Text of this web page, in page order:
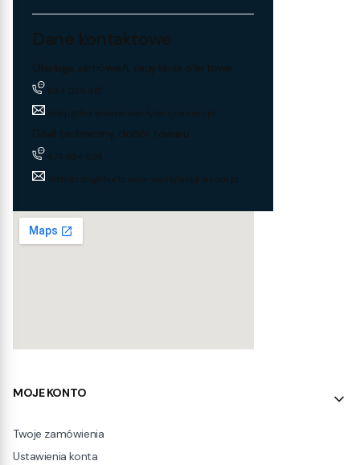
Dane kontaktowe
Obsługa zamówień, zapytania ofertowe
884 024 451
sklep@hurtownia-wentylacyjna.com.pl
Dział techniczny, dobór towaru
574 694 534
techniczny@hurtownia-wentylacyjna.com.pl
Linki w stopce
MOJE KONTO
Twoje zamówienia
Ustawienia konta